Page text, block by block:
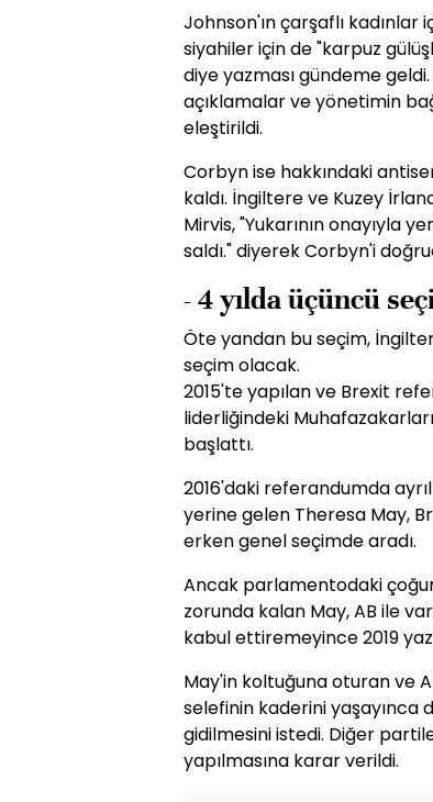
Johnson'ın çarşaflı kadınlar
siyahiler için de "karpuz
diye yazması gündeme
açıklamalar ve yönetimin
eleştirildi.
Corbyn ise hakkındaki
kaldı. İngiltere ve Kuzey
Mirvis, "Yukarının onayıyla
saldı." diyerek Corbyn'i
- 4 yılda üçüncü
Öte yandan bu seçim,
seçim olacak.
2015'te yapılan ve Brexit
liderliğindeki
başlattı.
2016'daki referandumda
yerine gelen Theresa May,
erken genel seçimde aradı.
Ancak parlamentodaki
zorunda kalan May, AB ile
kabul ettiremeyince 2019
May'in koltuğuna oturan ve
selefinin kaderini yaşayınca
gidilmesini istedi. Diğer
yapılmasına karar verildi.